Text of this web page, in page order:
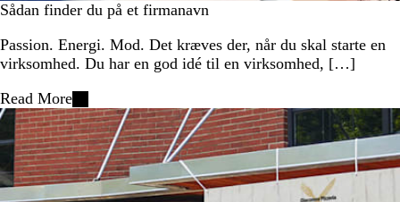
Sådan finder du på et firmanavn
Passion. Energi. Mod. Det kræves der, når du skal starte en
virksomhed. Du har en god idé til en virksomhed, […]
Read More